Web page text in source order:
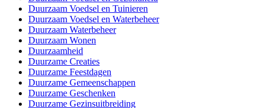
Duurzaam Voedsel en Tuinieren
Duurzaam Voedsel en Waterbeheer
Duurzaam Waterbeheer
Duurzaam Wonen
Duurzaamheid
Duurzame Creaties
Duurzame Feestdagen
Duurzame Gemeenschappen
Duurzame Geschenken
Duurzame Gezinsuitbreiding